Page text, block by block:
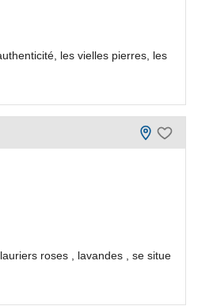
les vielles pierres, les
roses , lavandes , se situe